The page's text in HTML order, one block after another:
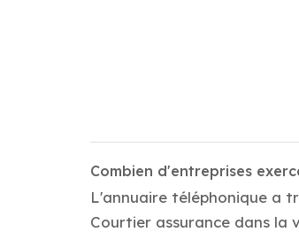
Combien d'entreprises
L'annuaire téléphonique a
Courtier assurance dans la